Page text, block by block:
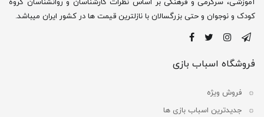
آموزشی، سرگرمی و فرهنگی بر اساس نظرات کارشناسان و روانشناسان گروه
کودک و نوجوان و حتی بزرگسالان با نازلترین قیمت ها در کشور ایران میباشد.
فروشگاه اسباب بازی
فروش ویژه
جدیدترین اسباب بازی ها